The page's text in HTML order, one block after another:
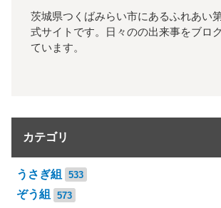
茨城県つくばみらい市にあるふれあい
式サイトです。日々のの出来事をブロ
ています。
カテゴリ
うさぎ組 533
ぞう組 573